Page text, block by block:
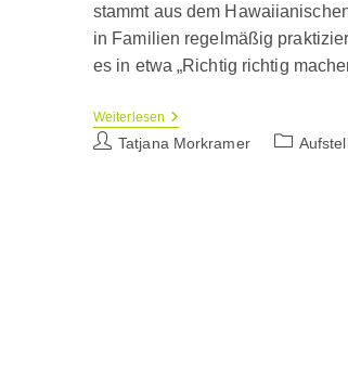
stammt aus dem
in Familien regelmäßig
es in etwa „Richtig richtig
Weiterlesen Ho’oponopono
–
Ein
Beitrags-
Tatjana Morkramer
Beitrags-